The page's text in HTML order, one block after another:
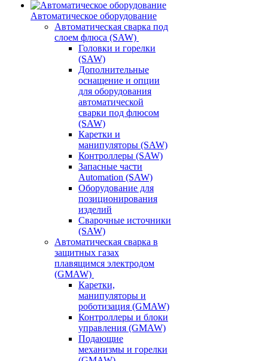
Автоматическое оборудование
Автоматическая сварка под
слоем флюса (SAW)
Головки и горелки
(SAW)
Дополнительные
оснащение и опции
для оборудования
автоматической
сварки под флюсом
(SAW)
Каретки и
манипуляторы (SAW)
Контроллеры (SAW)
Запасные части
Automation (SAW)
Оборудование для
позиционирования
изделий
Сварочные источники
(SAW)
Автоматическая сварка в
защитных газах
плавящимся электродом
(GMAW)
Каретки,
манипуляторы и
роботизация (GMAW)
Контроллеры и блоки
управления (GMAW)
Подающие
механизмы и горелки